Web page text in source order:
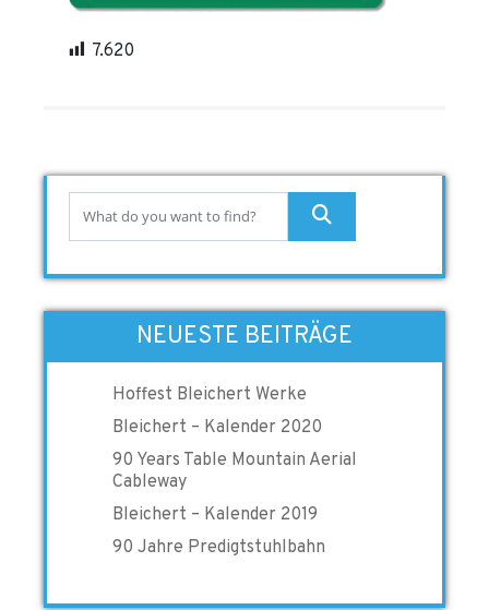
7.620
NEUESTE BEITRÄGE
Hoffest Bleichert Werke
Bleichert – Kalender 2020
90 Years Table Mountain Aerial
Cableway
Bleichert – Kalender 2019
90 Jahre Predigtstuhlbahn